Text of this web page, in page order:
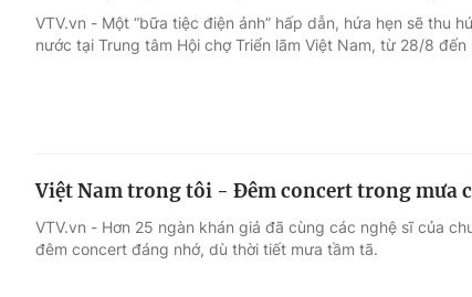
VTV.vn - Một “bữa tiệc điện ảnh” hấp dẫn, hứa hẹn sẽ thu
nước tại Trung tâm Hội chợ Triển lãm Việt Nam, từ 28/8 đến
Việt Nam trong tôi - Đêm concert trong mưa
VTV.vn - Hơn 25 ngàn khán giả đã cùng các nghệ sĩ của
đêm concert đáng nhớ, dù thời tiết mưa tầm tã.